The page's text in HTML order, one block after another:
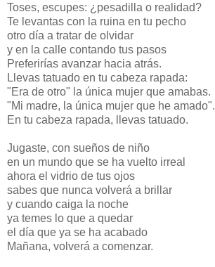
Toses, escupes: ¿pesadilla o realidad?
Te levantas con la ruina en tu pecho
otro día a tratar de olvidar
y en la calle contando tus pasos
Preferirías avanzar hacia atrás.
Llevas tatuado en tu cabeza rapada:
"Era de otro" la única mujer que amabas.
"Mi madre, la única mujer que he amado".
En tu cabeza rapada, llevas tatuado.
Jugaste, con sueños de niño
en un mundo que se ha vuelto irreal
ahora el vidrio de tus ojos
sabes que nunca volverá a brillar
y cuando caiga la noche
ya temes lo que a quedar
el día que ya se ha acabado
Mañana, volverá a comenzar.